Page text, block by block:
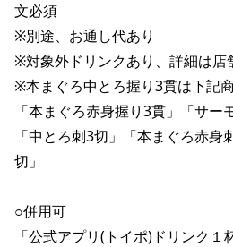
文必須
※別途、お通し代あり
※対象外ドリンクあり、詳細は店
※本まぐろ中とろ握り3貫は下記
「本まぐろ赤身握り3貫」「サー
「中とろ刺3切」「本まぐろ赤
切」
○併用可
「公式アプリ(トイポ)ドリンク